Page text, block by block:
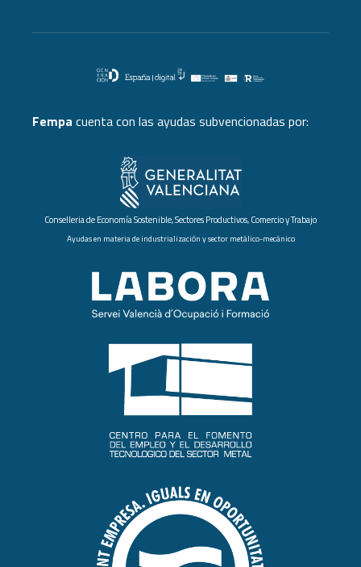
Fempa cuenta con las ayudas subvencionadas por:
Conselleria de Economía Sostenible, Sectores Productivos, Comercio y Trabajo
Ayudas en materia de industrialización y sector metálico-mecánico